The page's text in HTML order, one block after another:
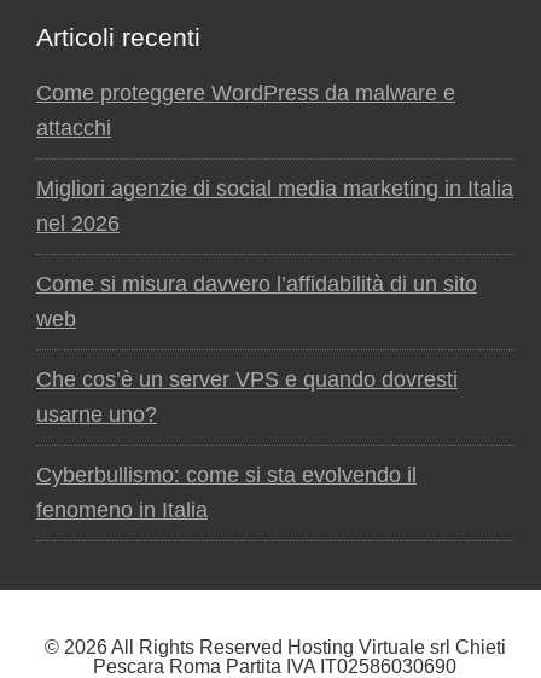
Articoli recenti
Come proteggere WordPress da malware e
attacchi
Migliori agenzie di social media marketing in Italia
nel 2026
Come si misura davvero l’affidabilità di un sito
web
Che cos’è un server VPS e quando dovresti
usarne uno?
Cyberbullismo: come si sta evolvendo il
fenomeno in Italia
© 2026 All Rights Reserved Hosting Virtuale srl Chieti
Pescara Roma Partita IVA IT02586030690